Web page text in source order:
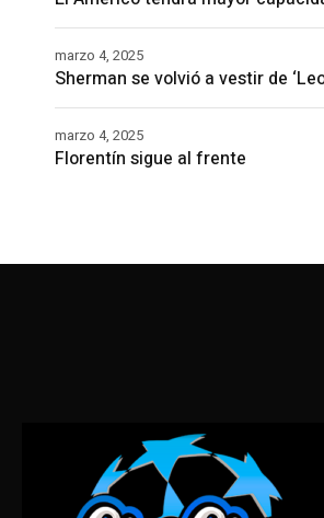
Sherman se volvió a vestir de
marzo 4, 2025
Florentín sigue al frente
marzo 4, 2025